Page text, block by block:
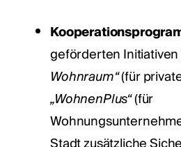
geförderten
Wohnraum“(für
„WohnenPlus“(für